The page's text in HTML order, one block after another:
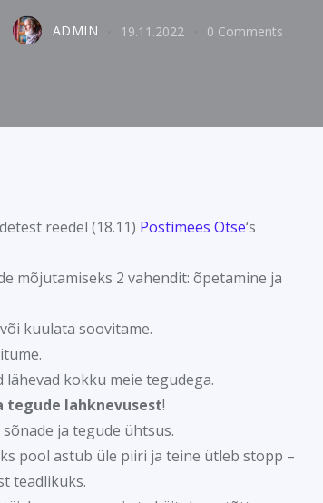
ADMIN 19.11.2022 0 Comments
reedel (18.11) Postimees Otse‘s
mõjutamiseks 2 vahendit: õpetamine ja
kuulata soovitame.
lähevad kokku meie tegudega.
tegude lahknevusest!
ja tegude ühtsus.
pool astub üle piiri ja teine ütleb stopp –
teadlikuks.